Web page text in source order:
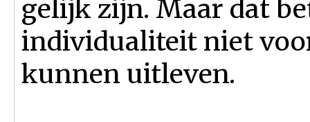
gelijk zijn. Maar dat
individualiteit niet
kunnen uitleven.